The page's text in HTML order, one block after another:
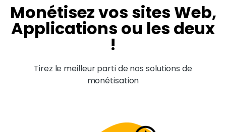
Monétisez vos sites Web,
Applications ou les deux
!
Tirez le meilleur parti de nos solutions de
monétisation